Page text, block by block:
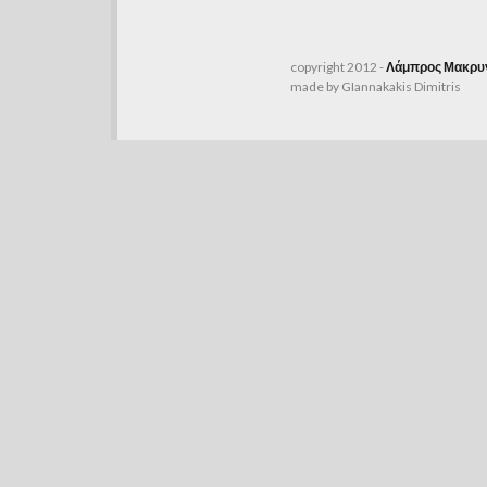
copyright 2012 -Λάμπρος
made by GIannakakis Dimitris